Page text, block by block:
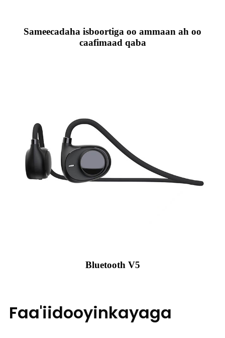
Sameecadaha isboortiga oo ammaan ah oo
caafimaad qaba
Bluetooth V5
Faa'iidooyinkayaga